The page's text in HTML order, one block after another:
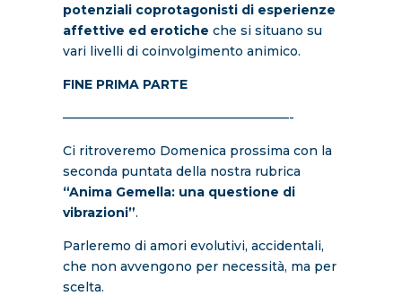
potenziali coprotagonisti di esperienze
affettive ed erotiche che si situano su
vari livelli di coinvolgimento animico.
FINE PRIMA PARTE
——————————————————-
Ci ritroveremo Domenica prossima con la
seconda puntata della nostra rubrica
“Anima Gemella: una questione di
vibrazioni”.
Parleremo di amori evolutivi, accidentali,
che non avvengono per necessità, ma per
scelta.